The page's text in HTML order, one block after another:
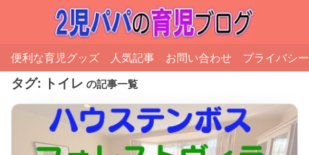
便利な育児グッズ 人気記事 お問い合わせ プライバシ
タグ: トイレ の記事一覧